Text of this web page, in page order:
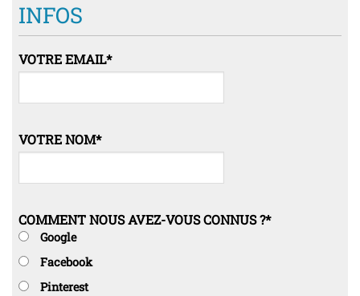
INFOS
VOTRE EMAIL*
VOTRE NOM*
COMMENT NOUS AVEZ-VOUS CONNUS ?*
Google
Facebook
Pinterest